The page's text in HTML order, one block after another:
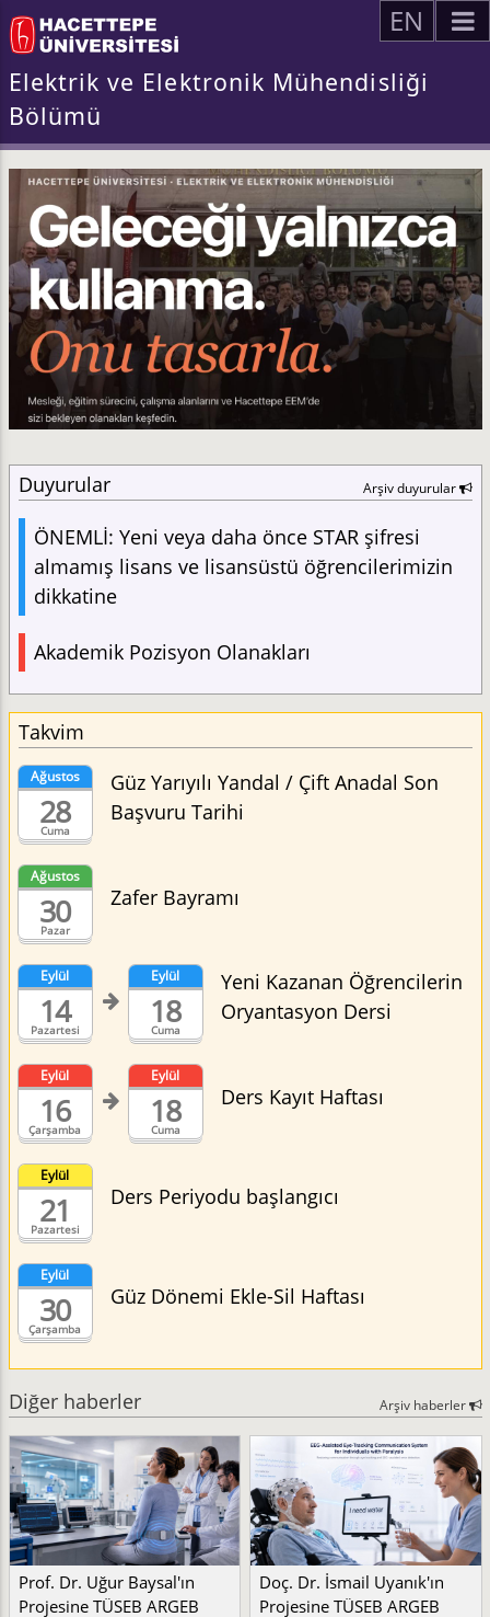
EN
Elektrik ve Elektronik Mühendisliği
Bölümü
Duyurular Arşiv duyurular
ÖNEMLİ: Yeni veya daha önce STAR şifresi
almamış lisans ve lisansüstü öğrencilerimizin
dikkatine
Akademik Pozisyon Olanakları
Takvim
Cuma
Ağustos
28
Güz Yarıyılı Yandal / Çift Anadal Son
Başvuru Tarihi
Pazar
Ağustos
30 Zafer Bayramı
Pazartesi
Eylül
14 Cuma
Eylül
18
Yeni Kazanan Öğrencilerin
Oryantasyon Dersi
Çarşamba
Eylül
16 Cuma
Eylül
18 Ders Kayıt Haftası
Pazartesi
Eylül
21 Ders Periyodu başlangıcı
Çarşamba
Eylül
30 Güz Dönemi Ekle-Sil Haftası
Diğer haberler Arşiv haberler
Prof. Dr. Uğur Baysal'ın
Projesine TÜSEB ARGEB
Doç. Dr. İsmail Uyanık'ın
Projesine TÜSEB ARGEB